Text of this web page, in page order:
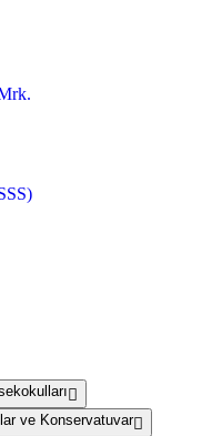
ve Konservatuvar